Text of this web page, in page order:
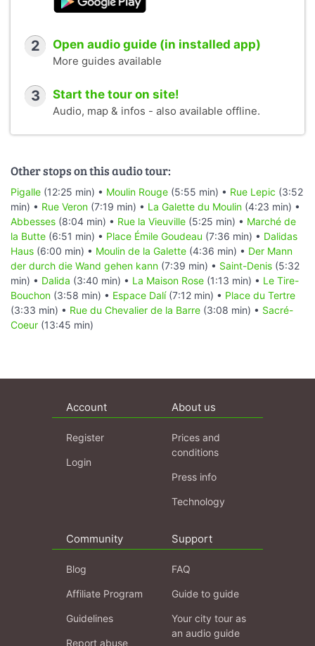
2 Open audio guide (in installed app)
More guides available
3 Start the tour on site!
Audio, map & infos - also available offline.
Other stops on this audio tour:
Pigalle (12:25 min) • Moulin Rouge (5:55 min) • Rue Lepic (3:52
min) • Rue Veron (7:19 min) • La Galette du Moulin (4:23 min) •
Abbesses (8:04 min) • Rue la Vieuville (5:25 min) • Marché de
la Butte (6:51 min) • Place Émile Goudeau (7:36 min) • Dalidas
Haus (6:00 min) • Moulin de la Galette (4:36 min) • Der Mann
der durch die Wand gehen kann (7:39 min) • Saint-Denis (5:32
min) • Dalida (3:40 min) • La Maison Rose (1:13 min) • Le Tire-
Bouchon (3:58 min) • Espace Dalí(7:12 min) • Place du Tertre
(3:33 min) • Rue du Chevalier de la Barre (3:08 min) • Sacré-
Coeur (13:45 min)
Account
Register
Login
About us
Prices and
conditions
Press info
Technology
Community
Blog
Affiliate Program
Guidelines
Report abuse
Support
FAQ
Guide to guide
Your city tour as
an audio guide